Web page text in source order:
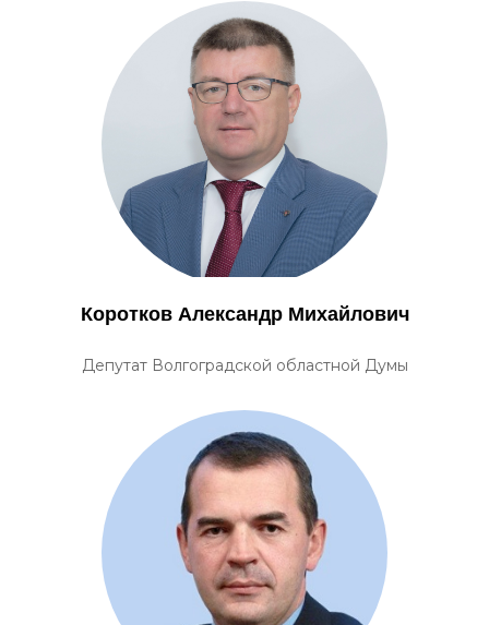
Коротков Александр Михайлович
Депутат Волгоградской областной Думы